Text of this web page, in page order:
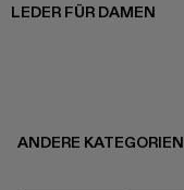
LEDER FÜR DAMEN
ANDERE KATEGORIEN